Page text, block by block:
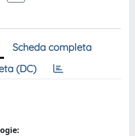
Scheda completa
(DC)